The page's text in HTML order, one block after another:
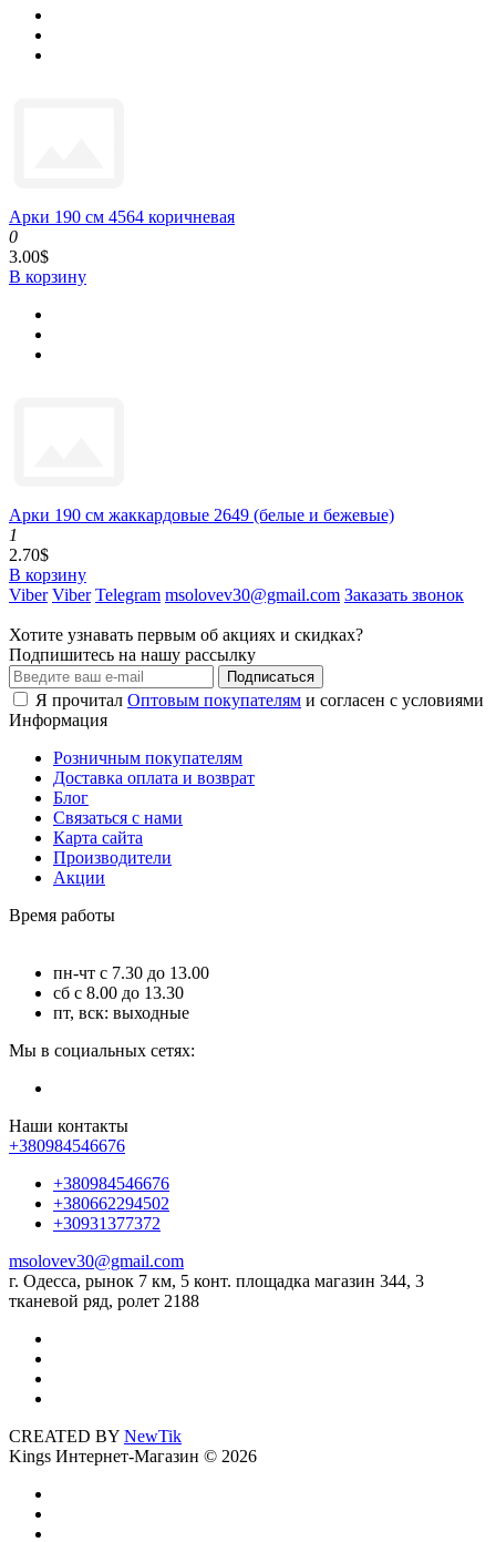
Арки 190 см 4564 коричневая
0
3.00$
В корзину
Арки 190 см жаккардовые 2649 (белые и бежевые)
1
2.70$
В корзину
Viber Viber Telegram msolovev30@gmail.com Заказать звонок
Хотите узнавать первым об акциях и скидках?
Подпишитесь на нашу рассылку
Подписаться
Я прочитал Оптовым покупателям и согласен с условиями
Информация
Розничным покупателям
Доставка оплата и возврат
Блог
Связаться с нами
Карта сайта
Производители
Акции
Время работы
пн-чт с 7.30 до 13.00
сб с 8.00 до 13.30
пт, вск: выходные
Мы в социальных сетях:
Наши контакты
+380984546676
+380984546676
+380662294502
+30931377372
msolovev30@gmail.com
г. Одесса, рынок 7 км, 5 конт. площадка магазин 344, 3
тканевой ряд, ролет 2188
CREATED BY NewTik
Kings Интернет-Магазин © 2026